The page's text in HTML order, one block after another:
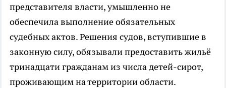
представителя власти, умышленно не
обеспечила выполнение обязательных
судебных актов. Решения судов, вступившие в
законную силу, обязывали предоставить жильё
тринадцати гражданам из числа детей-сирот,
проживающим на территории области.